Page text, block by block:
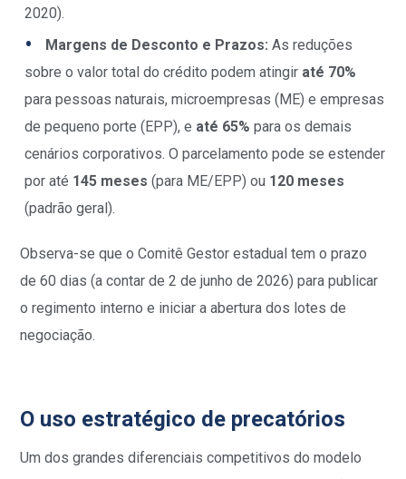
2020).
Margens de Desconto e Prazos: As reduções
sobre o valor total do crédito podem atingir até 70%
para pessoas naturais, microempresas (ME) e empresas
de pequeno porte (EPP), e até 65% para os demais
cenários corporativos. O parcelamento pode se estender
por até 145 meses (para ME/EPP) ou 120 meses
(padrão geral).
Observa-se que o Comitê Gestor estadual tem o prazo
de 60 dias (a contar de 2 de junho de 2026) para publicar
o regimento interno e iniciar a abertura dos lotes de
negociação.
O uso estratégico de precatórios
Um dos grandes diferenciais competitivos do modelo